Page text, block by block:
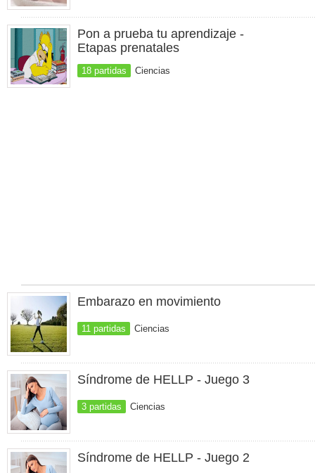
Pon a prueba tu aprendizaje -
Etapas prenatales
18 partidas Ciencias
Embarazo en movimiento
11 partidas Ciencias
Síndrome de HELLP - Juego 3
3 partidas Ciencias
Síndrome de HELLP - Juego 2